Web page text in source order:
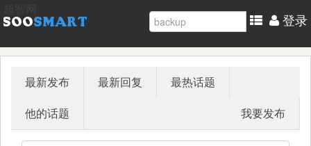
登录
最新发布 最新回复 最热话题
他的话题 我要发布